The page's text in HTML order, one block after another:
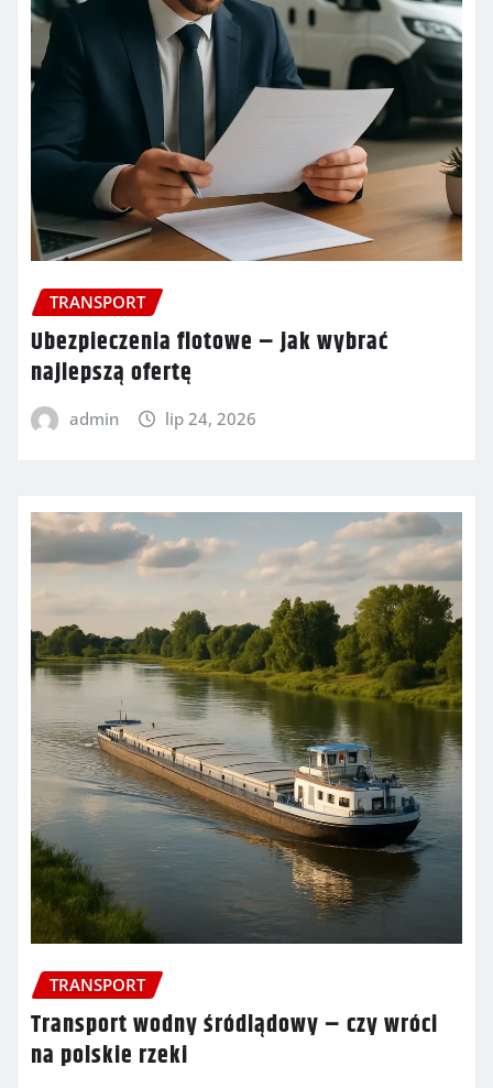
TRANSPORT
Ubezpieczenia flotowe – jak wybrać
najlepszą ofertę
admin lip 24, 2026
TRANSPORT
Transport wodny śródlądowy – czy wróci
na polskie rzeki